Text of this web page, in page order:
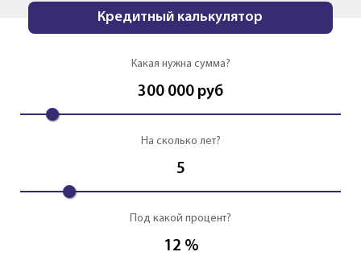
Кредитный калькулятор
Какая нужна сумма?
300 000 руб
На сколько лет?
5
Под какой процент?
12 %